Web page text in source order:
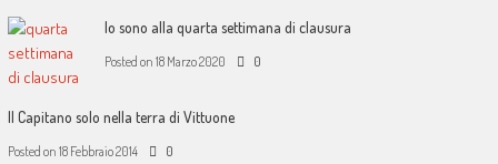
Io sono alla quarta settimana di clausura
Posted on 18 Marzo 2020 0
Il Capitano solo nella terra di Vittuone
Posted on 18 Febbraio 2014 0